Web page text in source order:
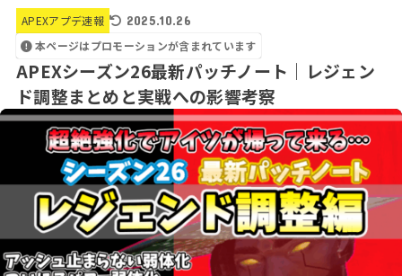
APEXアプデ速報
2025.10.26
本ページはプロモーションが含まれています
APEXシーズン26最新パッチノート｜レジェン
ド調整まとめと実戦への影響考察